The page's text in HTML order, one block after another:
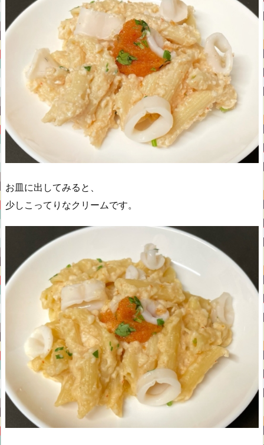
お皿に出してみると、
少しこってりなクリームです。